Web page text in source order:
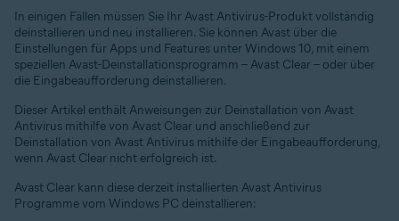
In einigen Fällen müssen Sie Ihr Avast Antivirus-Produkt vollständig
deinstallieren und neu installieren. Sie können Avast über die
Einstellungen für Apps und Features unter Windows 10, mit einem
speziellen Avast-Deinstallationsprogramm – Avast Clear – oder über
die Eingabeaufforderung deinstallieren.
Dieser Artikel enthält Anweisungen zur Deinstallation von Avast
Antivirus mithilfe von Avast Clear und anschließend zur
Deinstallation von Avast Antivirus mithilfe der Eingabeaufforderung,
wenn Avast Clear nicht erfolgreich ist.
Avast Clear kann diese derzeit installierten Avast Antivirus
Programme vom Windows PC deinstallieren: